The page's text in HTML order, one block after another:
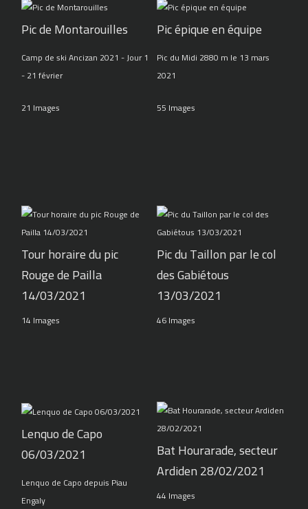
Pic de Montarouilles
Camp de ski Ancizan 2021 - Jour 1
- 21 février
21 Images
Pic épique en équipe
Pic du Midi 2880 m le 13 mars
2021
55 Images
Tour horaire du pic
Rouge de Pailla
14/03/2021
14 Images
Pic du Taillon par le col
des Gabiétous
13/03/2021
46 Images
Lenquo de Capo
06/03/2021
Lenquo de Capo depuis Piau
Engaly
Bat Hourarade, secteur
Ardiden 28/02/2021
44 Images